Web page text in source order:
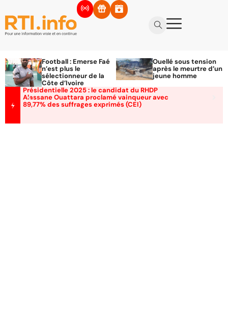
Football : Emerse Faé
n’est plus le
sélectionneur de la
Côte d’Ivoire
Ouellé sous tension
après le meurtre d’un
jeune homme
Présidentielle 2025 : le candidat du RHDP
Alassane Ouattara proclamé vainqueur avec
89,77% des suffrages exprimés (CEI)